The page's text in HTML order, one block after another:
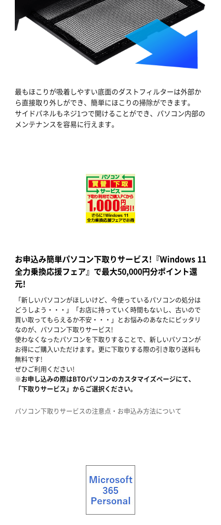
最もほこりが吸着しやすい底面のダストフィルターは外部か
ら直接取り外しができ、簡単にほこりの掃除ができます。
サイドパネルもネジ1つで開けることができ、パソコン内部の
メンテナンスを容易に行えます。
お申込み簡単パソコン下取りサービス!『Windows 11
全力乗換応援フェア』で最大50,000円分ポイント還
元!
「新しいパソコンがほしいけど、今使っているパソコンの処分は
どうしよう・・・」「お店に持っていく時間もないし、古いので
買い取ってもらえるか不安・・・」とお悩みのあなたにピッタリ
なのが、パソコン下取りサービス!
使わなくなったパソコンを下取りすることで、新しいパソコンが
お得にご購入いただけます。更に下取りする際の引き取り送料も
無料です!
ぜひご利用ください!
※お申し込みの際はBTOパソコンのカスタマイズページにて、
「下取りサービス」からご選択ください。
パソコン下取りサービスの注意点・お申込み方法について